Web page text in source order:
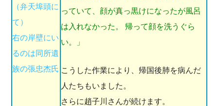
っていて、顔が真っ黒けになったが風呂
は入れなかった。 帰って顔を洗うぐら
い。」
こうした作業により、帰国後肺を病んだ
人たちもいました。
さらに趙子川さんが続けます。
（弁天埠頭に
て）
右の岸壁にい
るのは同所遺
族の張忠杰氏